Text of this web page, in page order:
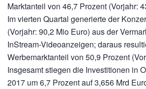
Marktanteil von 46,7 Prozent (Vorjahr:
Im vierten Quartal generierte der
(Vorjahr: 90,2 Mio Euro) aus der
InStream-Videoanzeigen; daraus
Werbemarktanteil von 50,9 Prozent
Insgesamt stiegen die Investitionen in
2017 um 6,7 Prozent auf3,656 Mrd